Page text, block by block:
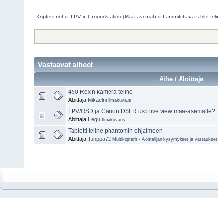
Kopterit.net » FPV» Groundstation (Maa-asemat) » Lämmitettävä tablet
Vastaavat aiheet
Aihe / Aloittaja
450 Rexin kamera teline
Aloittaja Mikaelni Ilmakuvaus
FPV/OSD ja Canon DSLR usb live view maa-asemalle?
Aloittaja Hegu Ilmakuvaus
Tabletti teline phantomin ohjaimeen
Aloittaja Tonppa72 Multikopterit - Aloittelijan kysymykset ja vastaukset